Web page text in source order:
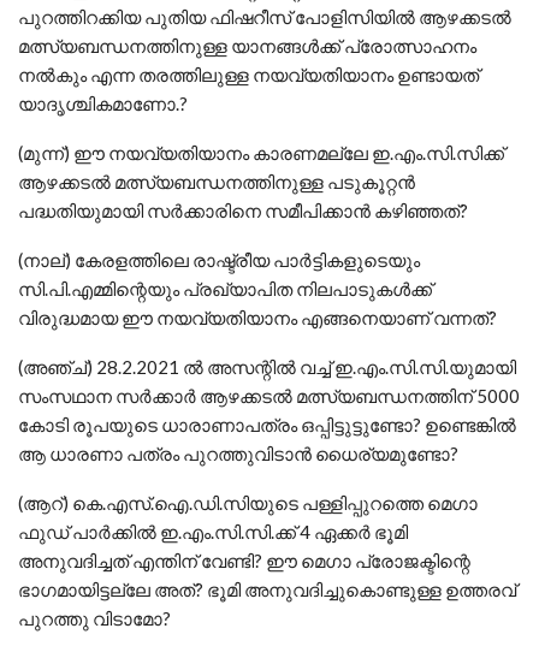
പുറത്തിറക്കിയ പുതിയ ഫിഷറീസ് പോളിസിയില്‍ ആഴക്കടല്‍
മത്സ്യബന്ധനത്തിനുള്ള യാനങ്ങള്‍ക്ക് പ്രോത്സാഹനം
നല്‍കും എന്ന തരത്തിലുള്ള നയവ്യതിയാനം ഉണ്ടായത്
യാദൃശ്ചികമാണോ.?
(മുന്ന്) ഈ നയവ്യതിയാനം കാരണമല്ലേ ഇ.എം.സി.സിക്ക്
ആഴക്കടല്‍ മത്സ്യബന്ധനത്തിനുള്ള പടുകൂറ്റന്‍
പദ്ധതിയുമായി സര്‍ക്കാരിനെ സമീപിക്കാന്‍ കഴിഞ്ഞത്?
(നാല്) കേരളത്തിലെ രാഷ്ട്രീയ പാര്‍ട്ടികളുടെയും
സി.പി.എമ്മിന്റെയും പ്രഖ്യാപിത നിലപാടുകള്‍ക്ക്
വിരുദ്ധമായ ഈ നയവ്യതിയാനം എങ്ങനെയാണ് വന്നത്?
(അഞ്ച്) 28.2.2021 ല്‍ അസന്റില്‍ വച്ച് ഇ.എം.സി.സി.യുമായി
സംസഥാന സര്‍ക്കാര്‍ ആഴക്കടല്‍ മത്സ്യബന്ധനത്തിന് 5000
കോടി രൂപയുടെ ധാരാണാപത്രം ഒപ്പിട്ടുട്ടുണ്ടോ? ഉണ്ടെങ്കില്‍
ആ ധാരണാ പത്രം പുറത്തുവിടാന്‍ ധൈര്യമുണ്ടോ?
(ആറ്) കെ.എസ്.ഐ.ഡി.സിയുടെ പള്ളിപ്പുറത്തെ മെഗാ
ഫുഡ് പാര്‍ക്കില്‍ ഇ.എം.സി.സി.ക്ക് 4 ഏക്കര്‍ ഭൂമി
അനുവദിച്ചത് എന്തിന് വേണ്ടി? ഈ മെഗാ പ്രോജക്ടിന്റെ
ഭാഗമായിട്ടല്ലേ അത്? ഭൂമി അനുവദിച്ചുകൊണ്ടുള്ള ഉത്തരവ്
പുറത്തു വിടാമോ?